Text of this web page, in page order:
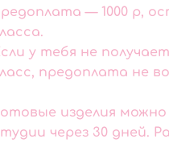
— 1000 р,
у тебя не
предоплата не
изделия
через 30 дней.